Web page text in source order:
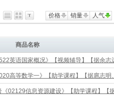
价格 销量 人气
商品名称
英语国家概况》【视频辅导】【据余志
高等数学一》【助学课程】【据扈志明
《02129信息资源建设》【助学课程】【